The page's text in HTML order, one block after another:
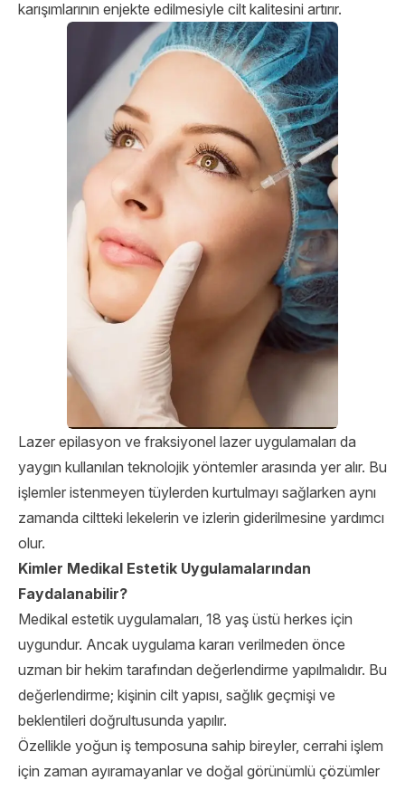
karışımlarının enjekte edilmesiyle cilt kalitesini artırır.
Lazer epilasyon ve fraksiyonel lazer uygulamaları da
yaygın kullanılan teknolojik yöntemler arasında yer alır. Bu
işlemler istenmeyen tüylerden kurtulmayı sağlarken aynı
zamanda ciltteki lekelerin ve izlerin giderilmesine yardımcı
olur.
Kimler Medikal Estetik Uygulamalarından
Faydalanabilir?
Medikal estetik uygulamaları, 18 yaş üstü herkes için
uygundur. Ancak uygulama kararı verilmeden önce
uzman bir hekim tarafından değerlendirme yapılmalıdır. Bu
değerlendirme; kişinin cilt yapısı, sağlık geçmişi ve
beklentileri doğrultusunda yapılır.
Özellikle yoğun iş temposuna sahip bireyler, cerrahi işlem
için zaman ayıramayanlar ve doğal görünümlü çözümler